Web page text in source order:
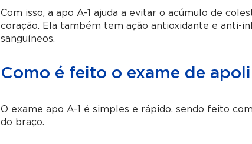
Com isso, a apo A-1 ajuda a evitar o acúmulo de
coração. Ela também tem ação antioxidante e anti-
sanguíneos.
Como é feito o exame de
O exame apo A-1 é simples e rápido, sendo feito
do braço.